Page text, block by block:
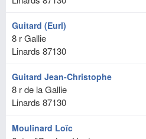
Guitard (Eurl)
8 r Gallie
Linards 87130
Guitard Jean-Christophe
8 r de la Gallie
Linards 87130
Moulinard Loïc